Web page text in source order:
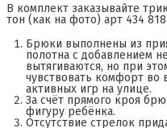
В комплект заказывайте
тон (как на фото) арт 434
Брюки выполнены из
полотна с добавлением
вытягиваются, но при
чувствовать комфорт во
активных игр на улице.
За счёт прямого кроя
фигуру ребёнка.
Отсутствие стрелок